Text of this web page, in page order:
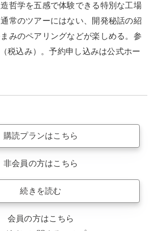
造哲学を五感で体験できる特別な工場
常のツアーにはない、開発秘話の紹
みのペアリングなどが楽しめる。参
税込み）。予約申し込みは公式ホー
購読プランはこちら
非会員の方はこちら
続きを読む
会員の方はこちら